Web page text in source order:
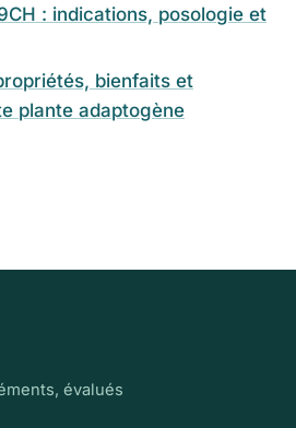
: indications, posologie et
bienfaits et
plante adaptogène
évalués